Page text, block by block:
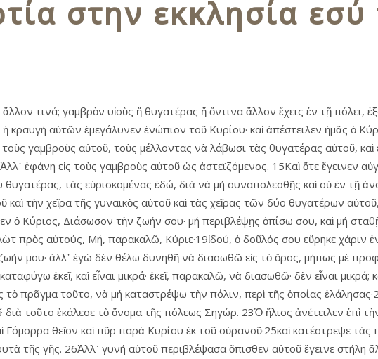
στην εκκλησία
τινά; γαμβρὸν υἱοὺς ἤ θυγατέρας ἤ ὅντινα ἄλλον ἔχεις ἐν τῇ πόλει,
κραυγή αὐτῶν ἐμεγάλυνεν ἐνώπιον τοῦ Κυρίου· καὶ ἀπέστειλεν ἡμᾶς ὁ
γαμβροὺς αὑτοῦ, τοὺς μέλλοντας νὰ λάβωσι τὰς θυγατέρας αὐτοῦ, καὶ
ἐφάνη εἰς τοὺς γαμβροὺς αὑτοῦ ὡς ἀστεϊζόμενος. 15Καὶ ὅτε ἔγεινεν
τὰς εὑρισκομένας ἐδώ, διὰ νὰ μή συναπολεσθῇς καὶ σὺ ἐν τῇ
καὶ τὴν χεῖρα τῆς γυναικὸς αὐτοῦ καὶ τὰς χεῖρας τῶν δύο θυγατέρων
ὁ Κύριος, Διάσωσον τὴν ζωήν σου· μή περιβλέψῃς ὀπίσω σου, καὶ μή
πρὸς αὐτούς, Μή, παρακαλῶ, Κύριε·19ἰδού, ὁ δοῦλός σου εὕρηκε χάριν
μου· ἀλλ᾿ ἐγὼ δὲν θέλω δυνηθῆ νὰ διασωθῶ εἰς τὸ ὄρος, μήπως μὲ
ἐκεῖ, καὶ εἶναι μικρά· ἐκεῖ, παρακαλῶ, νὰ διασωθῶ· δὲν εἶναι μικρά;
πρᾶγμα τοῦτο, νὰ μή καταστρέψω τὴν πόλιν, περὶ τῆς ὁποίας
τοῦτο ἐκάλεσε τὸ ὄνομα τῆς πόλεως Σηγώρ. 23Ὁ ἥλιος ἀνέτειλεν ἐπὶ
θεῖον καὶ πῦρ παρὰ Κυρίου ἐκ τοῦ οὐρανοῦ·25καὶ κατέστρεψε
τῆς γῆς. 26Ἀλλ᾿ γυνή αὐτοῦ περιβλέψασα ὄπισθεν αὐτοῦ ἔγεινε στήλη